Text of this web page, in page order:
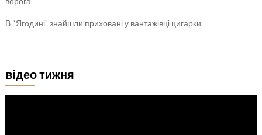
В “Ягодині” знайшли приховані у вантажівці цигарки
відео тижня